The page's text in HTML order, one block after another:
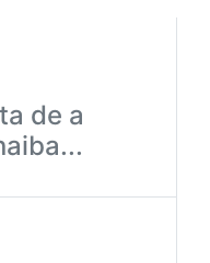
de a